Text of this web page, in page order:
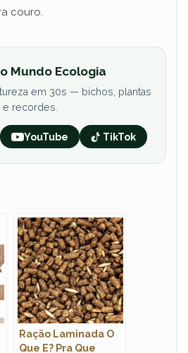
couro.
Mundo Ecologia
em 30s — bichos, plantas
e recordes.
YouTube TikTok
Ração Laminada O
Que E? Pra Que